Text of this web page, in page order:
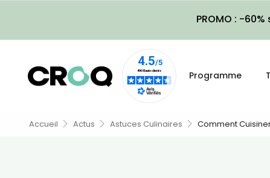
PROMO : -
Programme
Accueil Actus Astuces Culinaires Comment